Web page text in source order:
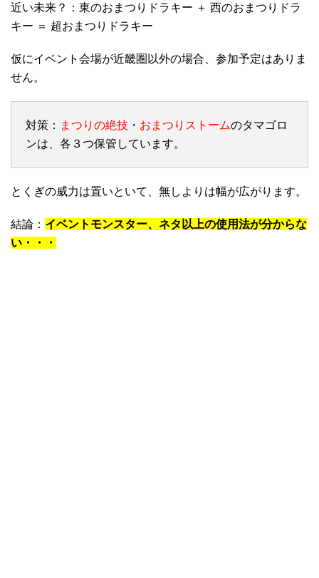
近い未来？：東のおまつりドラキー ＋ 西のおまつりドラ
キー ＝ 超おまつりドラキー
仮にイベント会場が近畿圏以外の場合、参加予定はありま
せん。
対策： まつりの絶技 ・ おまつりストームのタマゴロ
ンは、各３つ保管しています。
とくぎの威力は置いといて、無しよりは幅が広がります。
結論： イベントモンスター、ネタ以上の使用法が分からな
い・・・